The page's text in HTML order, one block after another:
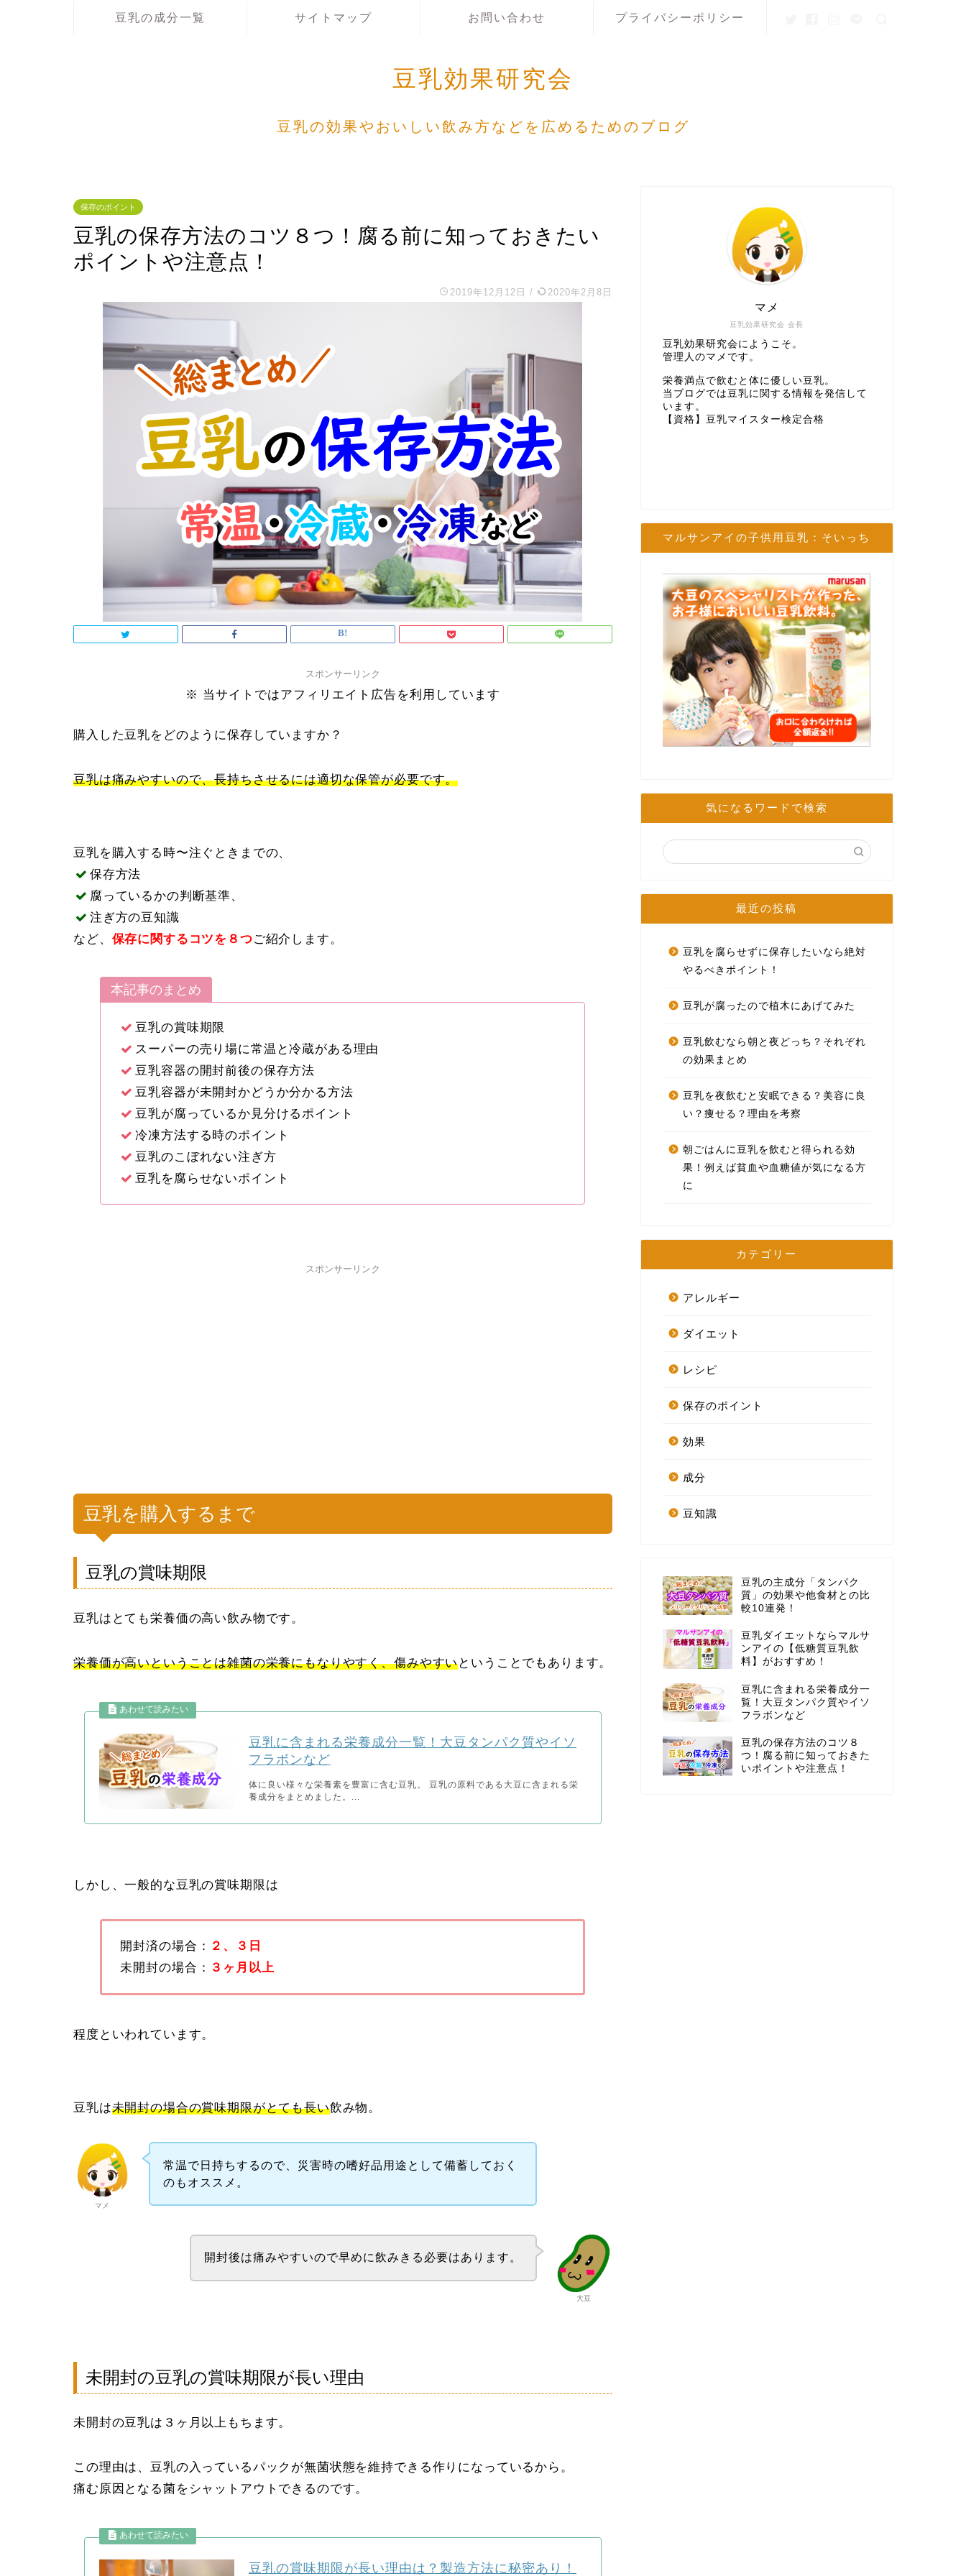
豆乳の成分一覧 サイトマップ お問い合わせ プライバシーポリシー
豆乳効果研究会
豆乳の効果やおいしい飲み方などを広めるためのブログ
保存のポイント
豆乳の保存方法のコツ８つ！腐る前に知っておきたい
ポイントや注意点！
2019年12月12日 / 2020年2月8日
スポンサーリンク
※ 当サイトではアフィリエイト広告を利用しています
購入した豆乳をどのように保存していますか？
豆乳は痛みやすいので、長持ちさせるには適切な保管が必要です。
豆乳を購入する時〜注ぐときまでの、
保存方法
腐っているかの判断基準、
注ぎ方の豆知識
など、 保存に関するコツを８つご紹介します。
本記事のまとめ
豆乳の賞味期限
スーパーの売り場に常温と冷蔵がある理由
豆乳容器の開封前後の保存方法
豆乳容器が未開封かどうか分かる方法
豆乳が腐っているか見分けるポイント
冷凍方法する時のポイント
豆乳のこぼれない注ぎ方
豆乳を腐らせないポイント
スポンサーリンク
豆乳を購入するまで
豆乳の賞味期限
豆乳はとても栄養価の高い飲み物です。
栄養価が高いということは雑菌の栄養にもなりやすく、傷みやすいということでもあります。
豆乳に含まれる栄養成分一覧！大豆タンパク質やイソ
フラボンなど
体に良い様々な栄養素を豊富に含む豆乳。 豆乳の原料である大豆に含まれる栄
養成分をまとめました。...
しかし、一般的な豆乳の賞味期限は
開封済の場合： ２、３日
未開封の場合： ３ヶ月以上
程度といわれています。
豆乳は未開封の場合の賞味期限がとても長い飲み物。
マメ
常温で日持ちするので、災害時の嗜好品用途として備蓄しておく
のもオススメ。
大豆
開封後は痛みやすいので早めに飲みきる必要はあります。
未開封の豆乳の賞味期限が長い理由
未開封の豆乳は３ヶ月以上もちます。
この理由は、豆乳の入っているパックが無菌状態を維持できる作りになっているから。
痛む原因となる菌をシャットアウトできるのです。
豆乳の賞味期限が長い理由は？製造方法に秘密あり！
豆乳効果研究会 会長
マメ
豆乳効果研究会にようこそ。
管理人のマメです。
栄養満点で飲むと体に優しい豆乳。
当ブログでは豆乳に関する情報を発信して
います。
【資格】豆乳マイスター検定合格
マルサンアイの子供用豆乳：そいっち
気になるワードで検索
最近の投稿
豆乳を腐らせずに保存したいなら絶対
やるべきポイント！
豆乳が腐ったので植木にあげてみた
豆乳飲むなら朝と夜どっち？それぞれ
の効果まとめ
豆乳を夜飲むと安眠できる？美容に良
い？痩せる？理由を考察
朝ごはんに豆乳を飲むと得られる効
果！例えば貧血や血糖値が気になる方
に
カテゴリー
アレルギー
ダイエット
レシピ
保存のポイント
効果
成分
豆知識
豆乳の主成分「タンパク
質」の効果や他食材との比
較10連発！
豆乳ダイエットならマルサ
ンアイの【低糖質豆乳飲
料】がおすすめ！
豆乳に含まれる栄養成分一
覧！大豆タンパク質やイソ
フラボンなど
豆乳の保存方法のコツ８
つ！腐る前に知っておきた
いポイントや注意点！